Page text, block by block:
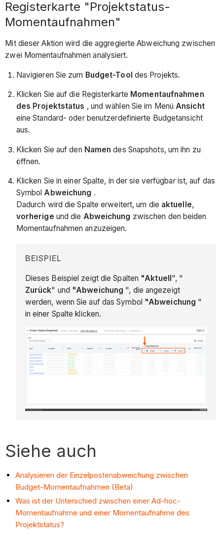
Registerkarte "Projektstatus-
Momentaufnahmen"
Mit dieser Aktion wird die aggregierte Abweichung zwischen
zwei Momentaufnahmen analysiert.
Navigieren Sie zum Budget-Tool des Projekts.
Klicken Sie auf die Registerkarte Momentaufnahmen
des Projektstatus , und wählen Sie im MenüAnsicht
eine Standard- oder benutzerdefinierte Budgetansicht
aus.
Klicken Sie auf den Namen des Snapshots, um ihn zu
öffnen.
Klicken Sie in einer Spalte, in der sie verfügbar ist, auf das
SymbolAbweichung .
Dadurch wird die Spalte erweitert, um die aktuelle,
vorherige und die Abweichung zwischen den beiden
Momentaufnahmen anzuzeigen.
BEISPIEL
Dieses Beispiel zeigt die Spalten "Aktuell", "
Zurück" und "Abweichung ", die angezeigt
werden, wenn Sie auf das Symbol "Abweichung "
in einer Spalte klicken.
Siehe auch
Analysieren der Einzelpostenabweichung zwischen
Budget-Momentaufnahmen (Beta)
Was ist der Unterschied zwischen einer Ad-hoc-
Momentaufnahme und einer Momentaufnahme des
Projektstatus?